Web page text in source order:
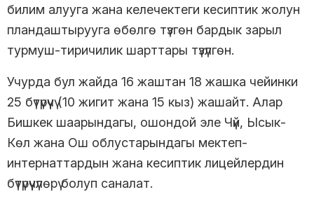
билим алууга жана келечектеги кесиптик жолун
пландаштырууга өбөлгө түзгөн бардык зарыл
турмуш-тиричилик шарттары түзүлгөн.
Учурда бул жайда 16 жаштан 18 жашка чейинки
25 бүтүрүүчү (10 жигит жана 15 кыз) жашайт. Алар
Бишкек шаарындагы, ошондой эле Чүй, Ысык-
Көл жана Ош облустарындагы мектеп-
интернаттардын жана кесиптик лицейлердин
бүтүрүүчүлөрү болуп саналат.